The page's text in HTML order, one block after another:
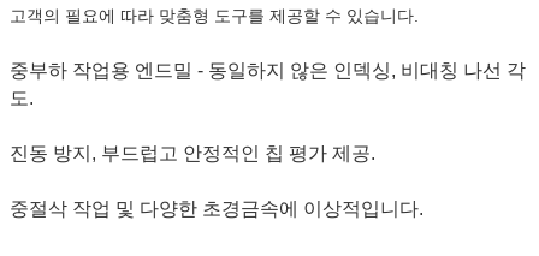
고객의 필요에 따라 맞춤형 도구를 제공할 수 있습니다.
중부하 작업용 엔드밀 - 동일하지 않은 인덱싱, 비대칭 나선 각
도.
진동 방지, 부드럽고 안정적인 칩 평가 제공.
중절삭 작업 및 다양한 초경금속에 이상적입니다.